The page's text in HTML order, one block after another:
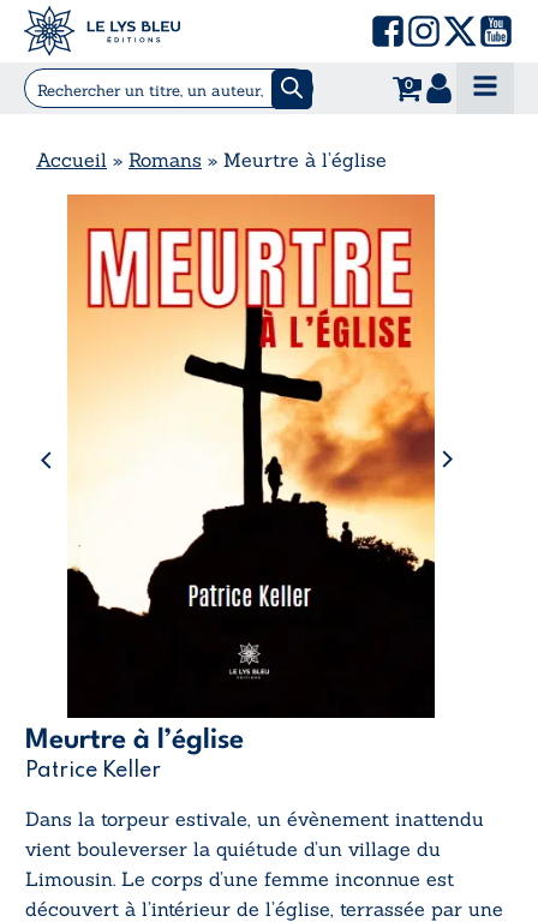
0
Accueil » Romans » Meurtre à l’église
Meurtre à l’église
Patrice Keller
Dans la torpeur estivale, un évènement inattendu
vient bouleverser la quiétude d’un village du
Limousin. Le corps d’une femme inconnue est
découvert à l’intérieur de l’église, terrassée par une